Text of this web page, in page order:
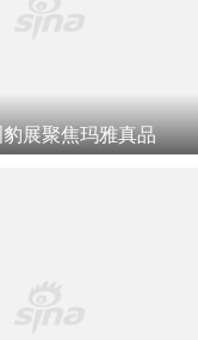
展聚焦玛雅真品